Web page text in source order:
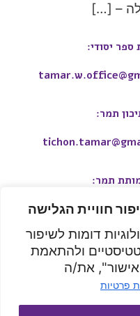
חוויית הגלישה
דומות לשיפור
ולהתאמת
את/ה
פרטיות
– […]
יסודי:
תמר:
תמר:
050-
תיכון תמר תיכון תמר
|חומרי עזר להורים